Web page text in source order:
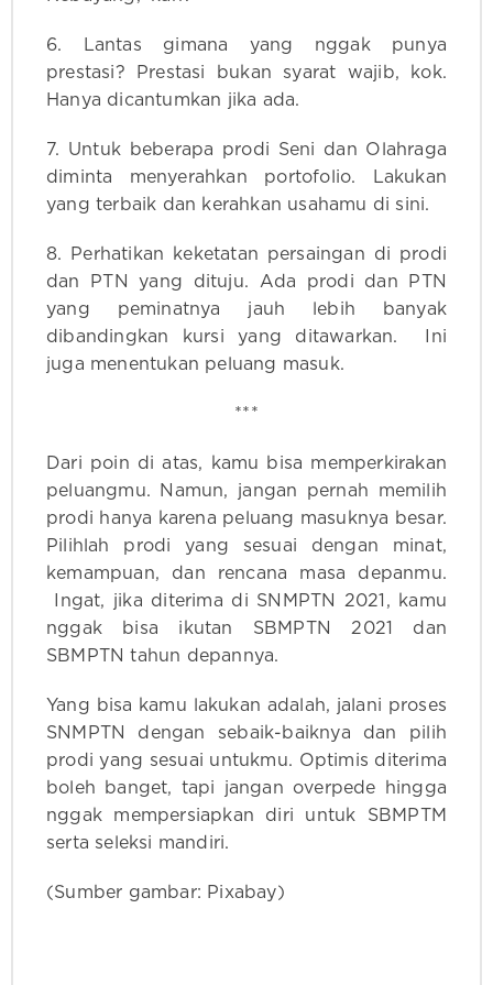
6. Lantas gimana yang nggak punya
prestasi? Prestasi bukan syarat wajib, kok.
Hanya dicantumkan jika ada.
7. Untuk beberapa prodi Seni dan Olahraga
diminta menyerahkan portofolio. Lakukan
yang terbaik dan kerahkan usahamu di sini.
8. Perhatikan keketatan persaingan di prodi
dan PTN yang dituju. Ada prodi dan PTN
yang peminatnya jauh lebih banyak
dibandingkan kursi yang ditawarkan. Ini
juga menentukan peluang masuk.
***
Dari poin di atas, kamu bisa memperkirakan
peluangmu. Namun, jangan pernah memilih
prodi hanya karena peluang masuknya besar.
Pilihlah prodi yang sesuai dengan minat,
kemampuan, dan rencana masa depanmu.
Ingat, jika diterima di SNMPTN 2021, kamu
nggak bisa ikutan SBMPTN 2021 dan
SBMPTN tahun depannya.
Yang bisa kamu lakukan adalah, jalani proses
SNMPTN dengan sebaik-baiknya dan pilih
prodi yang sesuai untukmu. Optimis diterima
boleh banget, tapi jangan overpede hingga
nggak mempersiapkan diri untuk SBMPTM
serta seleksi mandiri.
(Sumber gambar: Pixabay)